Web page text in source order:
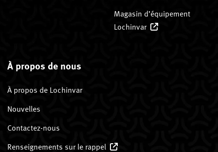
Magasin d’équipement
Lochinvar
À propos de nous
À propos de Lochinvar
Nouvelles
Contactez-nous
Renseignements sur le rappel